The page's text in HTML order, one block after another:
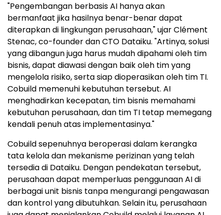
"Pengembangan berbasis AI hanya akan
bermanfaat jika hasilnya benar-benar dapat
diterapkan di lingkungan perusahaan," ujar Clément
Stenac, co-founder dan CTO Dataiku. "Artinya, solusi
yang dibangun juga harus mudah dipahami oleh tim
bisnis, dapat diawasi dengan baik oleh tim yang
mengelola risiko, serta siap dioperasikan oleh tim TI.
Cobuild memenuhi kebutuhan tersebut. AI
menghadirkan kecepatan, tim bisnis memahami
kebutuhan perusahaan, dan tim TI tetap memegang
kendali penuh atas implementasinya."
Cobuild sepenuhnya beroperasi dalam kerangka
tata kelola dan mekanisme perizinan yang telah
tersedia di Dataiku. Dengan pendekatan tersebut,
perusahaan dapat memperluas penggunaan AI di
berbagai unit bisnis tanpa mengurangi pengawasan
dan kontrol yang dibutuhkan. Selain itu, perusahaan